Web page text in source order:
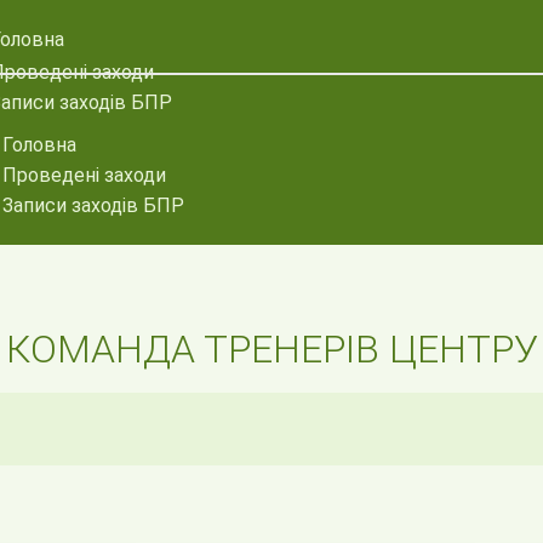
заходи
заходів БПР
Головна
Проведені заходи
Записи заходів БПР
КОМАНДА ТРЕНЕРІВ ЦЕНТРУ